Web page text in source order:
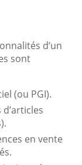
d’un
sont
(ou PGI).
en vente